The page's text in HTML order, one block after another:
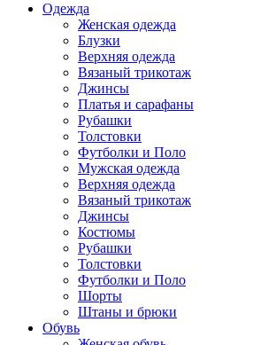
Одежда
Женская одежда
Блузки
Верхняя одежда
Вязаный трикотаж
Джинсы
Платья и сарафаны
Рубашки
Толстовки
Футболки и Поло
Мужская одежда
Верхняя одежда
Вязаный трикотаж
Джинсы
Костюмы
Рубашки
Толстовки
Футболки и Поло
Шорты
Штаны и брюки
Обувь